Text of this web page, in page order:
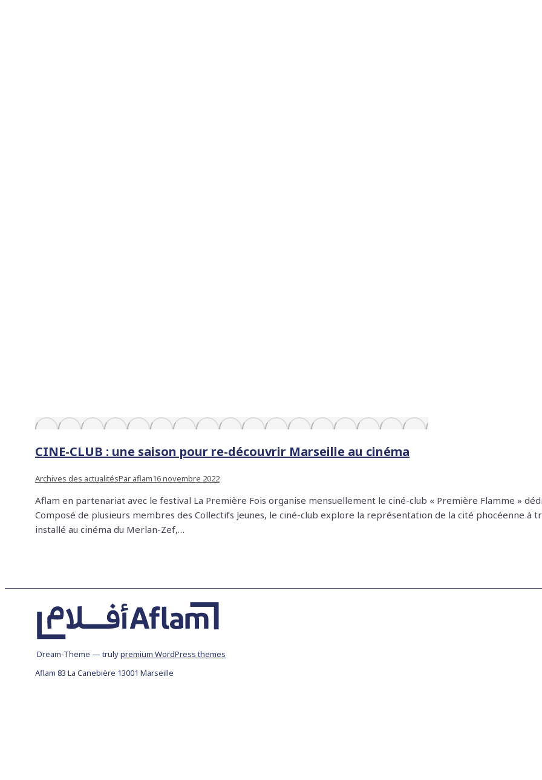
CINE-CLUB : une saison pour re-découvrir Marseille au cinéma
Archives des actualitésPar aflam16 novembre 2022
Aflam en partenariat avec le festival La Première Fois organise mensuellement le ciné-club « Première Flamme »
Composé de plusieurs membres des Collectifs Jeunes, le ciné-club explore la représentation de la cité phocéenne à
installé au cinéma du Merlan-Zef,…
Dream-Theme — trulypremium WordPress themes
Aflam 83 La Canebière 13001 Marseille